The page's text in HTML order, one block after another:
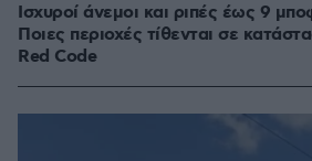
Ισχυροί άνεμοι και ριπές έως 9
Ποιες περιοχές τίθενται σε
Red Code